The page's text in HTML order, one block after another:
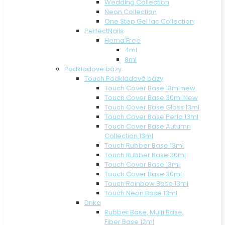
Wedding Collection
Neon Collection
One Step Gel lac Collection
PerfectNails
Hema Free
4ml
8ml
Podkladové bázy
Touch Podkladové bázy
Touch Cover Base 13ml new
Touch Cover Base 30ml New
Touch Cover Base Gloss 13ml
Touch Cover Base Perla 13ml
Touch Cover Base Autumn
Collection 13ml
Touch Rubber Base 13ml
Touch Rubber Base 30ml
Touch Cover Base 13ml
Touch Cover Base 30ml
Touch Rainbow Base 13ml
Touch Neon Base 13ml
Dnka
Rubber Base, Multi Base,
Fiber Base 12ml